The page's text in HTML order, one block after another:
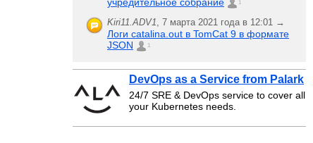
1
Kiri11.ADV1, 7 марта 2021 года в 12:01 →
Логи catalina.out в TomCat 9 в формате
JSON
1
DevOps as a Service from Palark
24/7 SRE & DevOps service to cover all
your Kubernetes needs.